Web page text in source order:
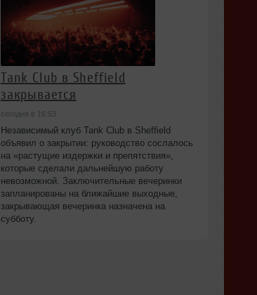
Tank Club в Sheffield
закрывается
сегодня в 16:53
Независимый клуб Tank Club в Sheffield
объявил о закрытии: руководство сослалось
на «растущие издержки и препятствия»,
которые сделали дальнейшую работу
невозможной. Заключительные вечеринки
запланированы на ближайшие выходные,
закрывающая вечеринка назначена на
субботу.